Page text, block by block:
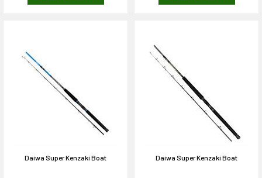
Daiwa Super Kenzaki Boat Daiwa Super Kenzaki Boat